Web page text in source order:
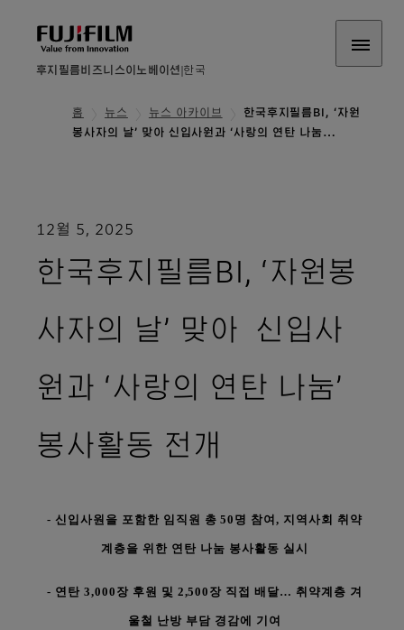
후지필름비즈니스이노베이션 한국
홈 뉴스 뉴스 아카이브
한국후지필름BI, ‘자원
봉사자의 날’ 맞아 신입사원과 ‘사랑의 연탄 나눔…
12월 5, 2025
한국후지필름BI, ‘자원봉
사자의 날’ 맞아 신입사
원과 ‘사랑의 연탄 나눔’
봉사활동 전개
- 신입사원을 포함한 임직원 총 50명 참여, 지역사회 취약
계층을 위한 연탄 나눔 봉사활동 실시
- 연탄 3,000장 후원 및 2,500장 직접 배달… 취약계층 겨
울철 난방 부담 경감에 기여